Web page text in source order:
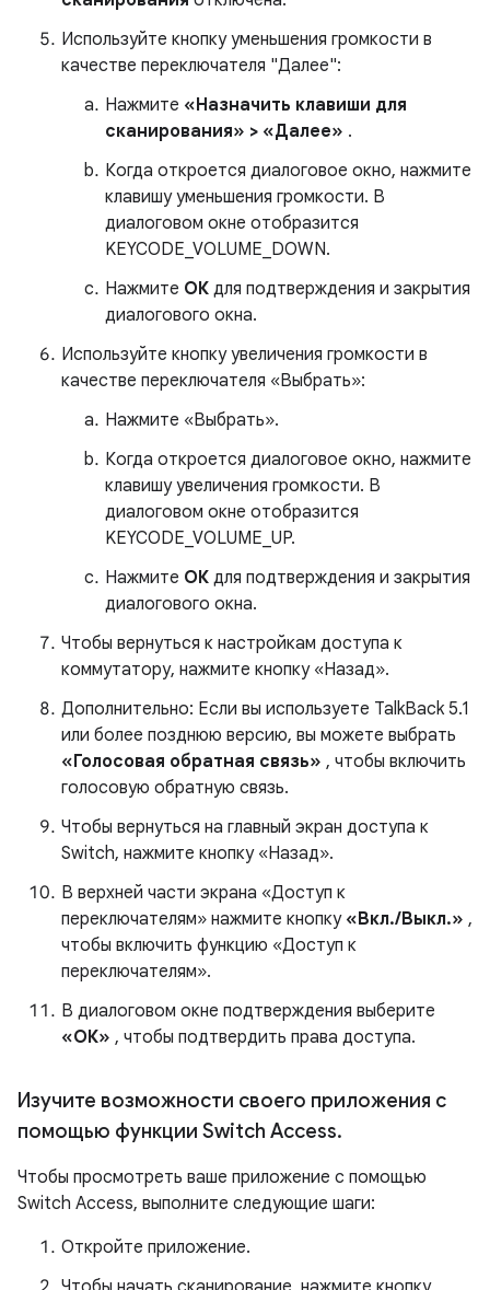
Используйте кнопку уменьшения громкости в
качестве переключателя "Далее":
Нажмите «Назначить клавиши для
сканирования» > «Далее» .
Когда откроется диалоговое окно, нажмите
клавишу уменьшения громкости. В
диалоговом окне отобразится
KEYCODE_VOLUME_DOWN.
Нажмите ОК для подтверждения и закрытия
диалогового окна.
Используйте кнопку увеличения громкости в
качестве переключателя «Выбрать»:
Нажмите «Выбрать».
Когда откроется диалоговое окно, нажмите
клавишу увеличения громкости. В
диалоговом окне отобразится
KEYCODE_VOLUME_UP.
Нажмите ОК для подтверждения и закрытия
диалогового окна.
Чтобы вернуться к настройкам доступа к
коммутатору, нажмите кнопку «Назад».
Дополнительно: Если вы используете TalkBack 5.1
или более позднюю версию, вы можете выбрать
«Голосовая обратная связь» , чтобы включить
голосовую обратную связь.
Чтобы вернуться на главный экран доступа к
Switch, нажмите кнопку «Назад».
В верхней части экрана «Доступ к
переключателям» нажмите кнопку «Вкл./Выкл.» ,
чтобы включить функцию «Доступ к
переключателям».
В диалоговом окне подтверждения выберите
«ОК» , чтобы подтвердить права доступа.
Изучите возможности своего приложения с
помощью функции Switch Access.
Чтобы просмотреть ваше приложение с помощью
Switch Access, выполните следующие шаги:
Откройте приложение.